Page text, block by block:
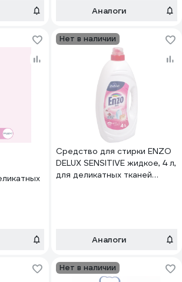
УТ000005975
Аналоги
Нет в наличии
Средство для стирки ENZO
DELUX SENSITIVE жидкое, 4 л,
для деликатных тканей
Аналоги
Нет в наличии